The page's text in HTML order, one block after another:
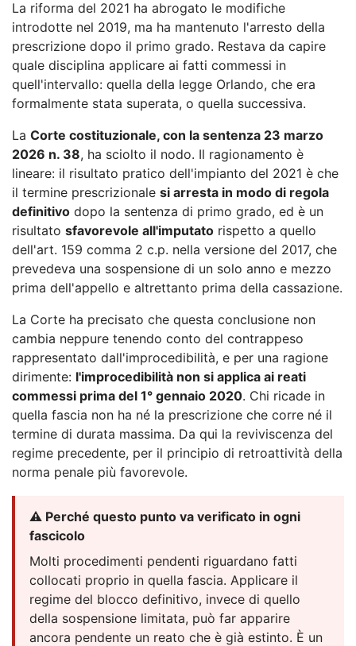
La riforma del 2021 ha abrogato le modifiche
introdotte nel 2019, ma ha mantenuto l'arresto della
prescrizione dopo il primo grado. Restava da capire
quale disciplina applicare ai fatti commessi in
quell'intervallo: quella della legge Orlando, che era
formalmente stata superata, o quella successiva.
La Corte costituzionale, con la sentenza 23 marzo
2026 n. 38, ha sciolto il nodo. Il ragionamento è
lineare: il risultato pratico dell'impianto del 2021 è che
il termine prescrizionale si arresta in modo di regola
definitivo dopo la sentenza di primo grado, ed è un
risultato sfavorevole all'imputato rispetto a quello
dell'art. 159 comma 2 c.p. nella versione del 2017, che
prevedeva una sospensione di un solo anno e mezzo
prima dell'appello e altrettanto prima della cassazione.
La Corte ha precisato che questa conclusione non
cambia neppure tenendo conto del contrappeso
rappresentato dall'improcedibilità, e per una ragione
dirimente: l'improcedibilità non si applica ai reati
commessi prima del 1° gennaio 2020. Chi ricade in
quella fascia non ha né la prescrizione che corre né il
termine di durata massima. Da qui la reviviscenza del
regime precedente, per il principio di retroattività della
norma penale più favorevole.
⚠️ Perché questo punto va verificato in ogni
fascicolo
Molti procedimenti pendenti riguardano fatti
collocati proprio in quella fascia. Applicare il
regime del blocco definitivo, invece di quello
della sospensione limitata, può far apparire
ancora pendente un reato che è già estinto. È un